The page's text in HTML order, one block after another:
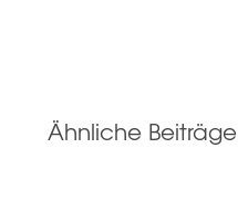
Ähnliche Beiträge